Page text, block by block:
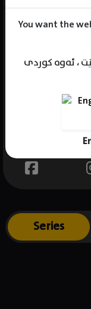
You want the
، ئەوە کوردی
Gender : male
Place of birth :
Series